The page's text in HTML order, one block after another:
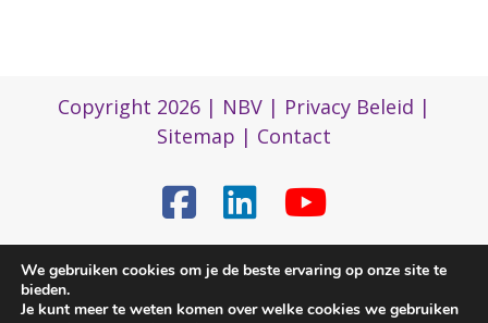
Copyright 2026 | NBV | Privacy Beleid |
Sitemap | Contact
(0)317 422 422
We gebruiken cookies om je de beste ervaring op onze site te
bieden.
Je kunt meer te weten komen over welke cookies we gebruiken